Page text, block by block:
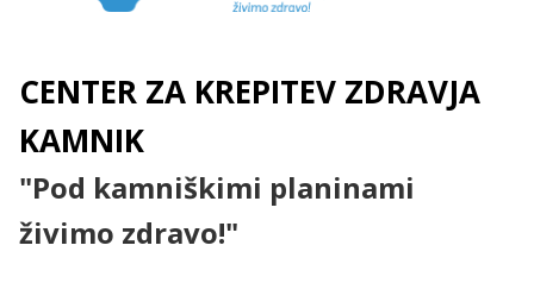
CENTER ZA KREPITEV ZDRAVJA
KAMNIK
"Pod kamniškimi planinami
živimo zdravo!"